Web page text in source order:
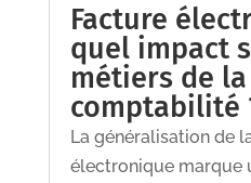
Facture
quel impact
métiers de la
comptabilité
La généralisation de
électronique marque